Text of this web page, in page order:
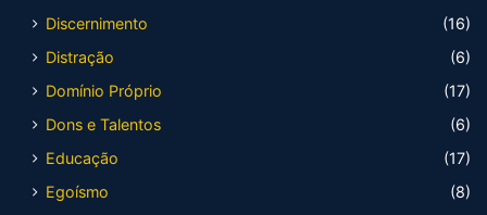
Discernimento
(16)
Distração
(6)
Domínio Próprio
(17)
Dons e Talentos
(6)
Educação
(17)
Egoísmo
(8)